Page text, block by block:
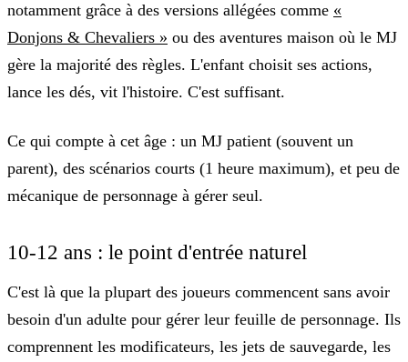
notamment grâce à des versions allégées comme «
Donjons & Chevaliers » ou des aventures maison où le MJ
gère la majorité des règles. L'enfant choisit ses actions,
lance les dés, vit l'histoire. C'est suffisant.
Ce qui compte à cet âge : un MJ patient (souvent un
parent), des scénarios courts (1 heure maximum), et peu de
mécanique de personnage à gérer seul.
10-12 ans : le point d'entrée naturel
C'est là que la plupart des joueurs commencent sans avoir
besoin d'un adulte pour gérer leur feuille de personnage. Ils
comprennent les modificateurs, les jets de sauvegarde, les